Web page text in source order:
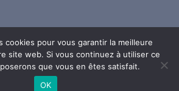
SOIRÉES
NEWS
cookies pour vous garantir la meilleure
site web. Si vous continuez à utiliser ce
que vous en êtes satisfait.
OK